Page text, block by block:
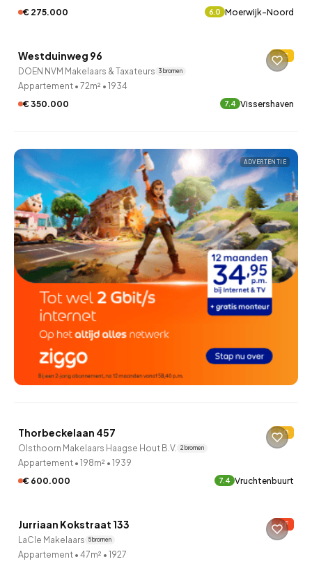
€ 275.000
6.0 Moerwijk-Noord
4 uur geleden ontdekt
Westduinweg 96 C
DOEN NVM Makelaars & Taxateurs 3 bronnen
Appartement • 72m² • 1934
€ 350.000
7.4 Vissershaven
ADVERTENTIE
5 uur geleden ontdekt
Thorbeckelaan 457 D
Olsthoorn Makelaars Haagse Hout B.V. 2 bronnen
Appartement • 198m² • 1939
€ 600.000
7.4 Vruchtenbuurt
6 uur geleden ontdekt
Jurriaan Kokstraat 133 F
LaCle Makelaars 5 bronnen
Appartement • 47m² • 1927